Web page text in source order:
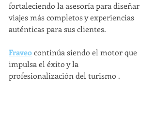
fortaleciendo la asesoría para diseñar
viajes más completos y experiencias
auténticas para sus clientes.
Fraveo continúa siendo el motor que
impulsa el éxito y la
profesionalización del turismo .